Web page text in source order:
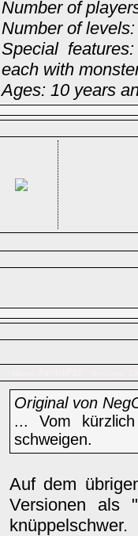
Number of
Number of
Special
each with
Ages: 10 years
Original von
... Vom
schweigen.
Auf dem
Versionen als
knüppelschwer.